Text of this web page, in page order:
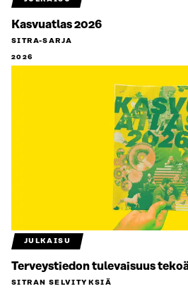
Kasvuatlas 2026
SITRA-SARJA
2026
JULKAISU
Terveystiedon tulevaisuus
SITRAN SELVITYKSIÄ